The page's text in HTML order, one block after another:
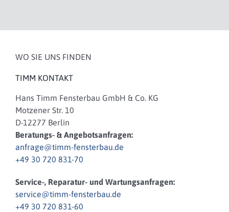
WO SIE UNS FINDEN
TIMM KONTAKT
Hans Timm Fensterbau GmbH & Co. KG
Motzener Str. 10
D-12277 Berlin
Beratungs- & Angebotsanfragen:
anfrage@timm-fensterbau.de
+49 30 720 831-70
Service-, Reparatur- und Wartungsanfragen:
service@timm-fensterbau.de
+49 30 720 831-60